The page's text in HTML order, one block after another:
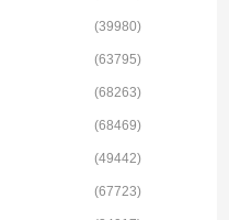
(39980)
(63795)
(68263)
(68469)
(49442)
(67723)